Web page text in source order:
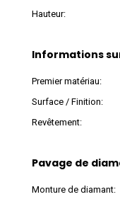
Hauteur:
Informations
Premier matériau:
Surface / Finition:
Revêtement:
Pavage de
Monture de diamant: